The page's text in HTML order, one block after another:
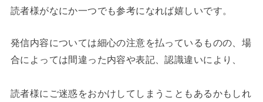
読者様がなにか一つでも参考になれば嬉しいです。
発信内容については細心の注意を払っているものの、場
合によっては間違った内容や表記、認識違いにより、
読者様にご迷惑をおかけしてしまうこともあるかもしれ